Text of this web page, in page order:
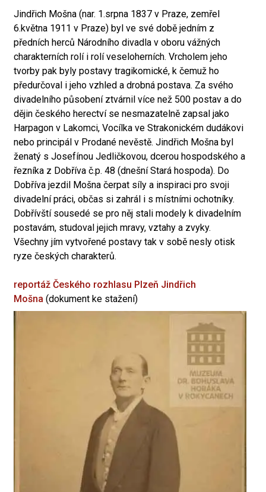
Jindřich Mošna (nar. 1.srpna 1837 v Praze, zemřel
6.května 1911 v Praze) byl ve své době jedním z
předních herců Národního divadla v oboru vážných
charakterních rolí i rolí veseloherních. Vrcholem jeho
tvorby pak byly postavy tragikomické, k čemuž ho
předurčoval i jeho vzhled a drobná postava. Za svého
divadelního působení ztvárnil více než 500 postav a do
dějin českého herectví se nesmazatelně zapsal jako
Harpagon v Lakomci, Vocílka ve Strakonickém dudákovi
nebo principál v Prodané nevěstě. Jindřich Mošna byl
ženatý s Josefínou Jedličkovou, dcerou hospodského a
řezníka z Dobříva č.p. 48 (dnešní Stará hospoda). Do
Dobříva jezdil Mošna čerpat síly a inspiraci pro svoji
divadelní práci, občas si zahrál i s místními ochotníky.
Dobřívští sousedé se pro něj stali modely k divadelním
postavám, studoval jejich mravy, vztahy a zvyky.
Všechny jím vytvořené postavy tak v sobě nesly otisk
ryze českých charakterů.
reportáž Českého rozhlasu Plzeň Jindřich
Mošna (dokument ke stažení)